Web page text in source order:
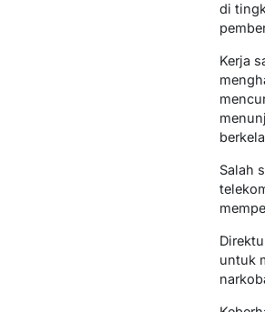
di
Kerja
Salah
untuk